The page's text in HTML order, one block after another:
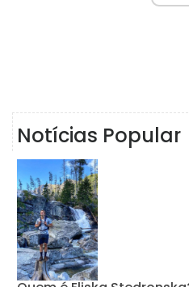
Notícias Popular